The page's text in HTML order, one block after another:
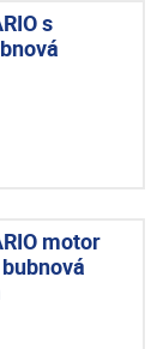
s
motor